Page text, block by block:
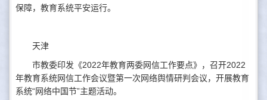
保障，教育系统平安运行。
天津
市教委印发《2022年教育两委网信工作要点》，召开2022
年教育系统网信工作会议暨第一次网络舆情研判会议，开展教育
系统“网络中国节”主题活动。